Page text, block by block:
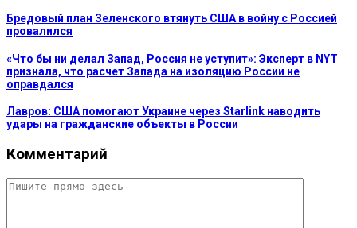
Бредовый план Зеленского втянуть США в войну с Россией
провалился
«Что бы ни делал Запад, Россия не уступит»: Эксперт в NYT
признала, что расчет Запада на изоляцию России не
оправдался
Лавров: США помогают Украине через Starlink наводить
удары на гражданские объекты в России
Комментарий